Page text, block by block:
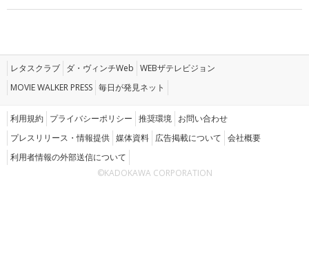
レタスクラブ ダ・ヴィンチWeb WEBザテレビジョン
MOVIE WALKER PRESS 毎日が発見ネット
利用規約 プライバシーポリシー 推奨環境 お問い合わせ
プレスリリース・情報提供 媒体資料 広告掲載について 会社概要
利用者情報の外部送信について
©KADOKAWA CORPORATION